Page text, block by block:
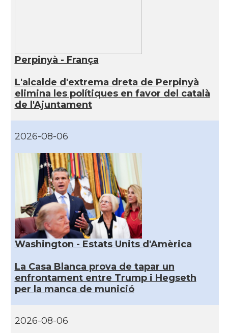
Perpinyà - França
L'alcalde d'extrema dreta de Perpinyà
elimina les polítiques en favor del català
de l'Ajuntament
2026-08-06
Washington - Estats Units d'Amèrica
La Casa Blanca prova de tapar un
enfrontament entre Trump i Hegseth
per la manca de munició
2026-08-06